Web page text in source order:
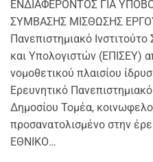
ΕΝΔΙΑΦΕΡΟΝΤΟΣ ΓΙΑ
ΣΥΜΒΑΣΗΣ ΜΙΣΘΩΣΗΣ
Πανεπιστημιακό
και Υπολογιστών (ΕΠΙΣΕΥ)
νομοθετικού πλαισίου
Ερευνητικό
Δημοσίου Τομέα,
προσανατολισμένο στην
ΕΘΝΙΚΟ…